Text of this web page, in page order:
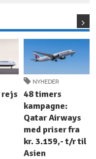
rejs
NYHEDER
48 timers
kampagne:
Qatar Airways
med priser fra
kr. 3.159,- t/r til
Asien